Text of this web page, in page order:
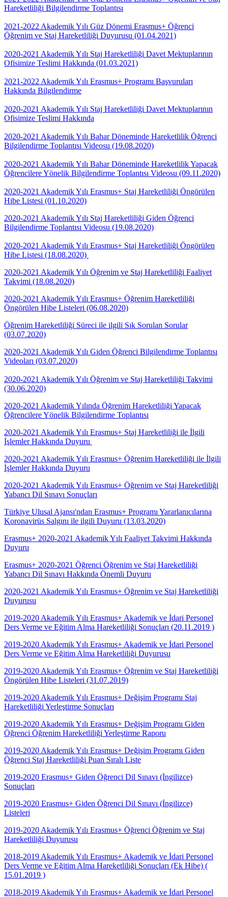
Hareketliliği Bilgilendirme Toplantısı
2021-2022 Akademik Yılı Güz Dönemi Erasmus+ Öğrenci
Öğrenim ve Staj Hareketliliği Duyurusu (01.04.2021)
2020-2021 Akademik Yılı Staj Hareketliliği Davet Mektuplarının
Ofisimize Teslimi Hakkında (01.03.2021)
2021-2022 Akademik Yılı Erasmus+ Programı Başvuruları
Hakkında Bilgilendirme
2020-2021 Akademik Yılı Staj Hareketliliği Davet Mektuplarının
Ofisimize Teslimi Hakkında
2020-2021 Akademik Yılı Bahar Döneminde Hareketlilik Öğrenci
Bilgilendirme Toplantısı Videosu (19.08.2020)
2020-2021 Akademik Yılı Bahar Döneminde Hareketlilik Yapacak
Öğrencilere Yönelik Bilgilendirme Toplantısı Videosu (09.11.2020)
2020-2021 Akademik Yılı Erasmus+ Staj Hareketliliği Öngörülen
Hibe Listesi (01.10.2020)
2020-2021 Akademik Yılı Staj Hareketliliği Giden Öğrenci
Bilgilendirme Toplantısı Videosu (19.08.2020)
2020-2021 Akademik Yılı Erasmus+ Staj Hareketliliği Öngörülen
Hibe Listesi (18.08.2020)
2020-2021 Akademik Yılı Öğrenim ve Staj Hareketliliği Faaliyet
Takvimi (18.08.2020)
2020-2021 Akademik Yılı Erasmus+ Öğrenim Hareketliliği
Öngörülen Hibe Listeleri (06.08.2020)
Öğrenim Hareketliliği Süreci ile ilgili Sık Sorulan Sorular
(03.07.2020)
2020-2021 Akademik Yılı Giden Öğrenci Bilgilendirme Toplantısı
Videoları (03.07.2020)
2020-2021 Akademik Yılı Öğrenim ve Staj Hareketliliği Takvimi
(30.06.2020)
2020-2021 Akademik Yılında Öğrenim Hareketliliği Yapacak
Öğrencilere Yönelik Bilgilendirme Toplantısı
2020-2021 Akademik Yılı Erasmus+ Staj Hareketliliği ile İlgili
İşlemler Hakkında Duyuru
2020-2021 Akademik Yılı Erasmus+ Öğrenim Hareketliliği ile İlgili
İşlemler Hakkında Duyuru
2020-2021 Akademik Yılı Erasmus+ Öğrenim ve Staj Hareketliliği
Yabancı Dil Sınavı Sonuçları
Türkiye Ulusal Ajansı'ndan Erasmus+ Programı Yararlanıcılarına
Koronavirüs Salgını ile ilgili Duyuru (13.03.2020)
Erasmus+ 2020-2021 Akademik Yılı Faaliyet Takvimi Hakkında
Duyuru
Erasmus+ 2020-2021 Öğrenci Öğrenim ve Staj Hareketliliği
Yabancı Dil Sınavı Hakkında Önemli Duyuru
2020-2021 Akademik Yılı Erasmus+ Öğrenim ve Staj Hareketliliği
Duyurusu
2019-2020 Akademik Yılı Erasmus+ Akademik ve İdari Personel
Ders Verme ve Eğitim Alma Hareketliliği Sonuçları (20.11.2019 )
2019-2020 Akademik Yılı Erasmus+ Akademik ve İdari Personel
Ders Verme ve Eğitim Alma Hareketliliği Duyurusu
2019-2020 Akademik Yılı Erasmus+ Öğrenim ve Staj Hareketliliği
Öngörülen Hibe Listeleri (31.07.2019)
2019-2020 Akademik Yılı Erasmus+ Değişim Programı Staj
Hareketliliği Yerleştirme Sonuçları
2019-2020 Akademik Yılı Erasmus+ Değişim Programı Giden
Öğrenci Öğrenim Hareketliliği Yerleştirme Raporu
2019-2020 Akademik Yılı Erasmus+ Değişim Programı Giden
Öğrenci Staj Hareketliliği Puan Sıralı Liste
2019-2020 Erasmus+ Giden Öğrenci Dil Sınavı (İngilizce)
Sonuçları
2019-2020 Erasmus+ Giden Öğrenci Dil Sınavı (İngilizce)
Listeleri
2019-2020 Akademik Yılı Erasmus+ Öğrenci Öğrenim ve Staj
Hareketliliği Duyurusu
2018-2019 Akademik Yılı Erasmus+ Akademik ve İdari Personel
Ders Verme ve Eğitim Alma Hareketliliği Sonuçları (Ek Hibe) (
15.01.2019 )
2018-2019 Akademik Yılı Erasmus+ Akademik ve İdari Personel